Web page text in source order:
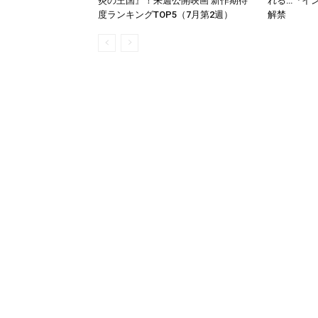
度ランキングTOP5（7月第2週）
解禁